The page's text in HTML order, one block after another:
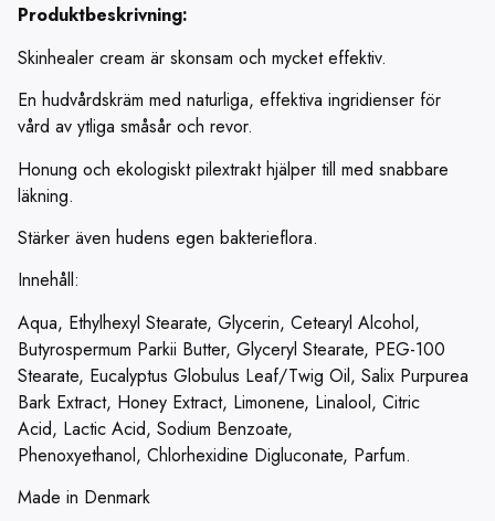
Produktbeskrivning:
Skinhealer cream är skonsam och mycket effektiv.
En hudvårdskräm med naturliga, effektiva ingridienser för
vård av ytliga småsår och revor.
Honung och ekologiskt pilextrakt hjälper till med snabbare
läkning.
Stärker även hudens egen bakterieflora.
Innehåll:
Aqua, Ethylhexyl Stearate, Glycerin, Cetearyl Alcohol,
Butyrospermum Parkii Butter, Glyceryl Stearate, PEG-100
Stearate, Eucalyptus Globulus Leaf/Twig Oil, Salix Purpurea
Bark Extract, Honey Extract, Limonene, Linalool, Citric
Acid, Lactic Acid, Sodium Benzoate,
Phenoxyethanol, Chlorhexidine Digluconate, Parfum.
Made in Denmark